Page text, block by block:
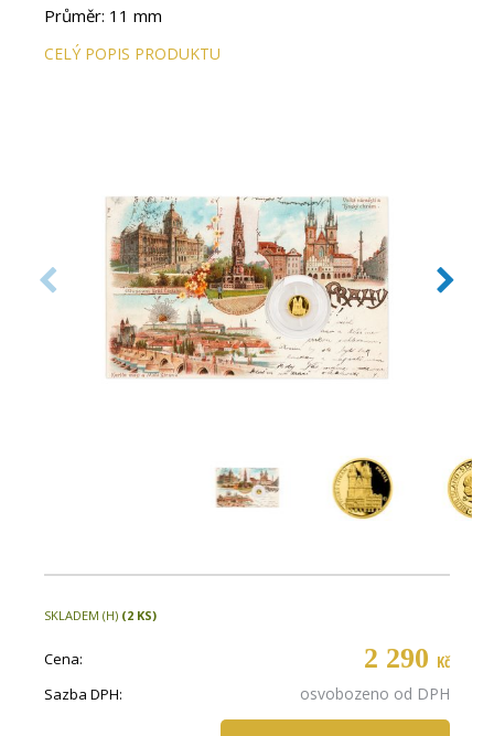
Průměr: 11 mm
Provedení: PROOF
CELÝ POPIS PRODUKTU
SKLADEM (H) (2 KS)
Cena: 2 290 Kč
Sazba DPH: osvobozeno od DPH